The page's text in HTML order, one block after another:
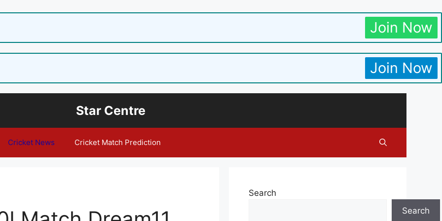
Join Now
Join Now
Star Centre
Cricket News Cricket Match Prediction
Search
Search